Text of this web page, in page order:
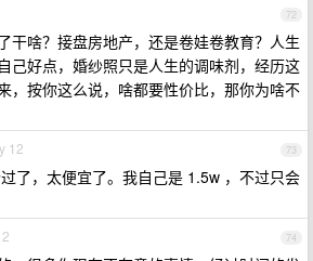
72
干啥？接盘房地产，还是卷娃卷教育？人生
己好点，婚纱照只是人生的调味剂，经历这
，按你这么说，啥都要性价比，那你为啥不
73
12
了，太便宜了。我自己是 1.5w ，不过只会
74